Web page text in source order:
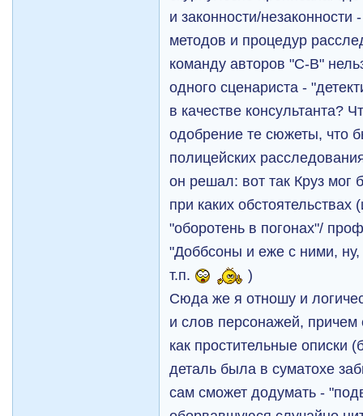
и законности/незаконности
методов и процедур
команду авторов "С-В"
одного сценариста -
в качестве консультанта?
одобрение те сюжеты, что
полицейских
он решал: вот так Круз мог
при каких
"оборотень в погонах"/
"Доббсоны и еже с ними, ну,
т.п.
)
Сюда же я отношу и
и слов персонажей,
как простительные описки
деталь была в суматохе
сам сможет додумать -